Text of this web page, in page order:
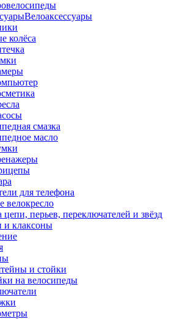
Велоаксессуары
колёса
смазка
масло
для телефона
велокресло
цепи, перьев, переключателей и звёзд
и клаксоны
и стойки
на велосипеды